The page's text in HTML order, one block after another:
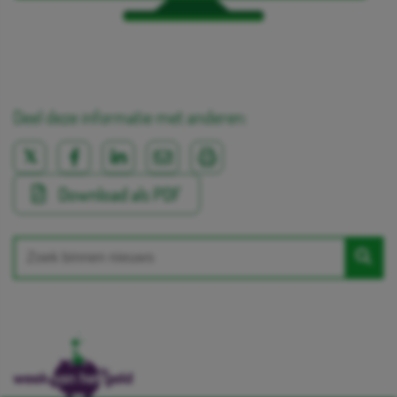
Deel deze informatie met anderen:
Download als PDF